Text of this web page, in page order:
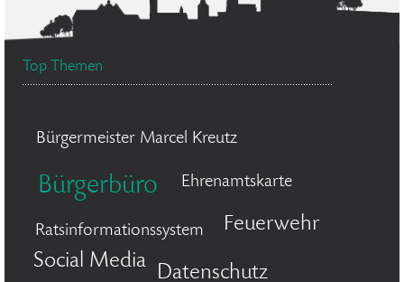
Top Themen
Bürgermeister Marcel Kreutz
Bürgerbüro Ehrenamtskarte
Ratsinformationssystem
Feuerwehr
Social Media
Datenschutz